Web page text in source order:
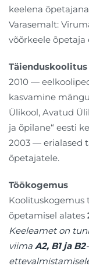
keelena
Varasemalt:
võõrkeele õpetaja
Täienduskoolitus
2010 —
kasvamine
Ülikool, Avatud
ja õpilane“ eesti
2003 — erialased
õpetajatele.
Töökogemus
Koolituskogemus
õpetamisel alates
Keeleamet on
viima A2, B1 ja B2